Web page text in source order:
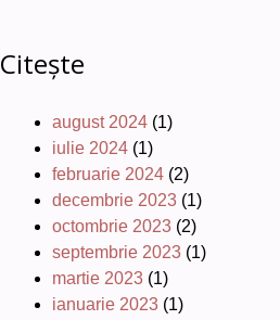
Citește
august 2024 (1)
iulie 2024 (1)
februarie 2024 (2)
decembrie 2023 (1)
octombrie 2023 (2)
septembrie 2023 (1)
martie 2023 (1)
ianuarie 2023 (1)